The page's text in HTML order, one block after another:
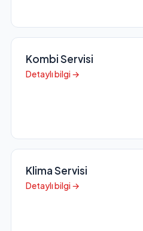
Kombi Servisi
Detaylı bilgi →
Klima Servisi
Detaylı bilgi →